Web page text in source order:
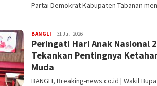
Partai Demokrat Kabupaten Tabanan
BANGLI Redaksi
31 Juli 2026
Peringati Hari Anak Nasional
Tekankan Pentingnya
Muda
BANGLI, Breaking-news.co.id | Wakil